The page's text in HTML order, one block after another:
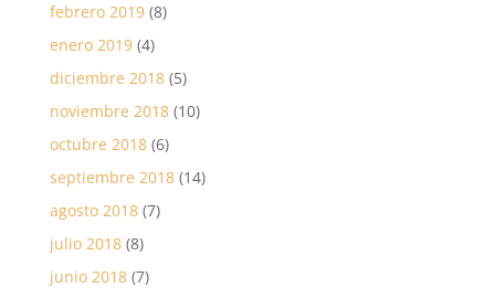
febrero 2019(8)
enero 2019(4)
diciembre 2018(5)
noviembre 2018(10)
octubre 2018(6)
septiembre 2018(14)
agosto 2018(7)
julio 2018(8)
junio 2018(7)